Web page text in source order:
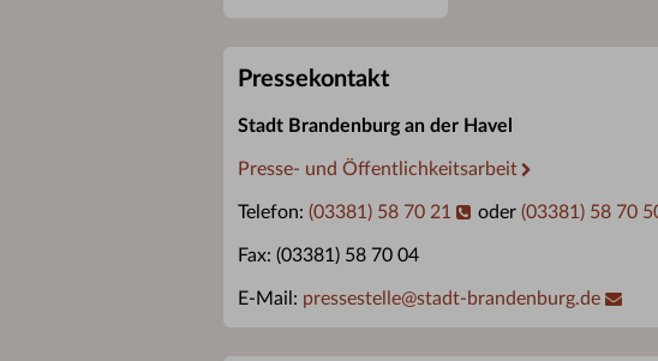
Pressekontakt
Stadt Brandenburg an der Havel
Presse- und Öffentlichkeitsarbeit
Telefon: (03381) 58 70 21 oder (03381) 58 70
Fax: (03381) 58 70 04
E-Mail: pressestelle@stadt-brandenburg.de